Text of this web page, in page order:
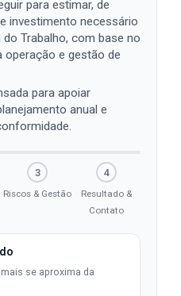
para estimar, de
investimento necessário
Trabalho, com base no
operação e gestão de
para apoiar
anual e
3
Riscos & Gestão
4
Resultado &
Contato
se aproxima da